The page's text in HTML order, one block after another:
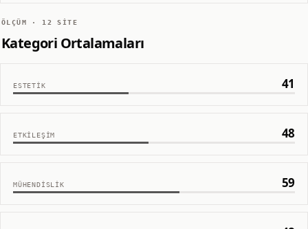
ÖLÇÜM · 12 SITE
Kategori Ortalamaları
ESTETIK 41
ETKILEŞIM 48
MÜHENDISLIK 59